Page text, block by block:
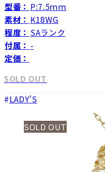
型番： P:7.5ｍｍ
素材： K18WG
程度： SAランク
付属： -
定価：
SOLD OUT
LADY'S
SOLD OUT